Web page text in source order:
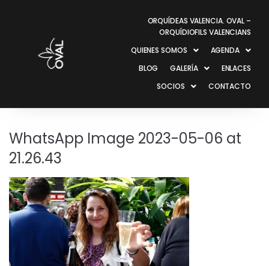
ORQUÍDEAS VALENCIA. OVAL –
ORQUÍDIOFILS VALENCIANS
QUIENES SOMOS
AGENDA
BLOG
GALERÍA
ENLACES
SOCIOS
CONTACTO
WhatsApp Image 2023-05-06 at
21.26.43